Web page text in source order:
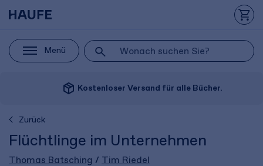
Menü
package_2 Kostenloser Versand für alle Bücher.
Zurück
Flüchtlinge im Unternehmen
Thomas Batsching / Tim Riedel